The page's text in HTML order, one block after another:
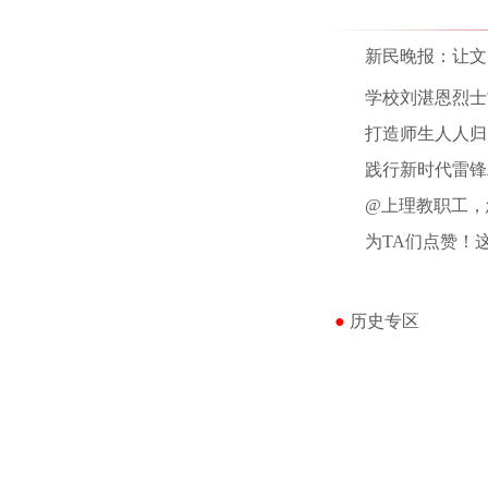
新民晚报：让
学校刘湛恩烈
打造师生人人
践行新时代雷
@上理教职工
为TA们点赞！
● 历史专区